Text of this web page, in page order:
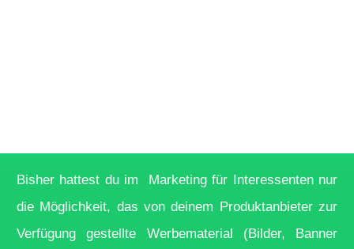
Bisher hattest du im Marketing für Interessenten nur
die Möglichkeit, das von deinem Produktanbieter zur
Verfügung gestellte Werbematerial (Bilder, Banner